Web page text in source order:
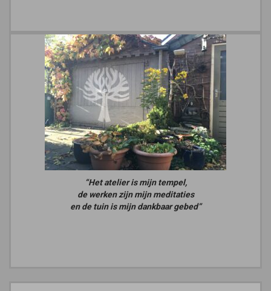
“Het atelier is mijn tempel,
de werken zijn mijn meditaties
en de tuin is mijn dankbaar gebed”